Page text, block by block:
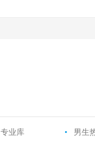
专业库 • 男生